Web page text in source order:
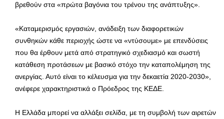
βρεθούν στα «πρώτα βαγόνια του τρένου της ανάπτυξης».
«Καταμερισμός εργασιών, ανάδειξη των διαφορετικών
συνθηκών κάθε περιοχής ώστε να «ντύσουμε» με επενδύσεις
που θα έρθουν μετά από στρατηγικό σχεδιασμό και σωστή
κατάθεση προτάσεων με βασικό στόχο την καταπολέμηση της
ανεργίας. Αυτό είναι το κέλευσμα για την δεκαετία 2020-2030»,
ανέφερε χαρακτηριστικά ο Πρόεδρος της ΚΕΔΕ.
Η Ελλάδα μπορεί να αλλάξει σελίδα, με τη συμβολή των αιρετών